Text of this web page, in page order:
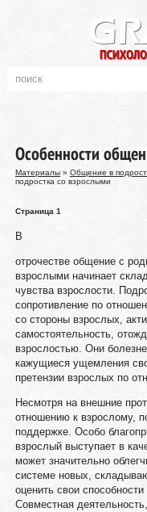
Особенности
Материалы» Общение в
подростка со взрослыми
Страница 1
В
отрочестве общение с
взрослыми начинает
чувства взрослости.
сопротивление по
со стороны взрослых,
самостоятельность,
взрослостью. Они
кажущиеся ущемления
претензии взрослых по
Несмотря на внешние
отношению к взрослому,
поддержке. Особо
взрослый выступает в
может значительно
системе новых,
оценить свои
Совместная